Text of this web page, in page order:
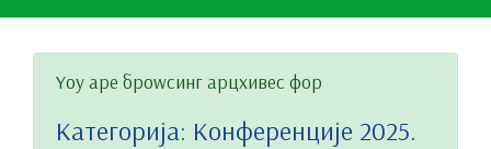
Yоу аре броwсинг арцхивес фор
Категорија: Конференције 2025.